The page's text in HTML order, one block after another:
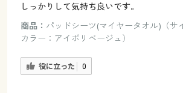
しっかりして気持ち良いです。
商品： パッドシーツ(マイヤータオル)（サ
カラー：アイボリベージュ）
役に立った 0